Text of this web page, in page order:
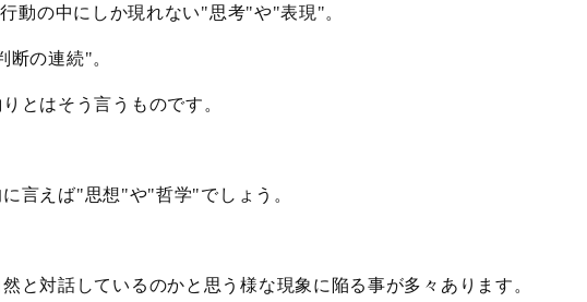
動の中にしか現れない"思考"や"表現"。
断の連続"。
とはそう言うものです。
言えば"思想"や"哲学"でしょう。
と対話しているのかと思う様な現象に陥る事が多々あります。